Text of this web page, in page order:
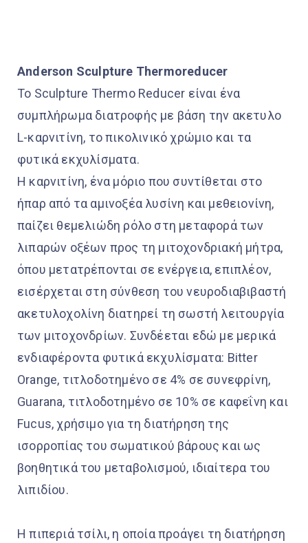
Anderson Sculpture Thermoreducer
Το Sculpture Thermo Reducer είναι ένα
συμπλήρωμα διατροφής με βάση την ακετυλο
L-καρνιτίνη, το πικολινικό χρώμιο και τα
φυτικά εκχυλίσματα.
Η καρνιτίνη, ένα μόριο που συντίθεται στο
ήπαρ από τα αμινοξέα λυσίνη και μεθειονίνη,
παίζει θεμελιώδη ρόλο στη μεταφορά των
λιπαρών οξέων προς τη μιτοχονδριακή μήτρα,
όπου μετατρέπονται σε ενέργεια, επιπλέον,
εισέρχεται στη σύνθεση του νευροδιαβιβαστή
ακετυλοχολίνη διατηρεί τη σωστή λειτουργία
των μιτοχονδρίων. Συνδέεται εδώ με μερικά
ενδιαφέροντα φυτικά εκχυλίσματα: Bitter
Orange, τιτλοδοτημένο σε 4% σε συνεφρίνη,
Guarana, τιτλοδοτημένο σε 10% σε καφεΐνη και
Fucus, χρήσιμο για τη διατήρηση της
ισορροπίας του σωματικού βάρους και ως
βοηθητικά του μεταβολισμού, ιδιαίτερα του
λιπιδίου.
Η πιπεριά τσίλι, η οποία προάγει τη διατήρηση